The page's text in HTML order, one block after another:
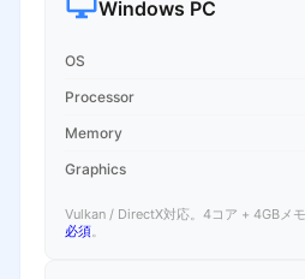
Windows PC
OS
Processor
Memory
Graphics
Vulkan / DirectX対応。4コア + 4GBメ
必須。